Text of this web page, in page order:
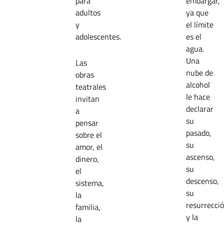
adultos
y
adolescentes.
Las
obras
teatrales
invitan
a
pensar
sobre el
amor, el
dinero,
el
sistema,
la
familia,
la
ya que
el límite
es el
agua.
Una
nube de
alcohol
le hace
declarar
su
pasado,
su
ascenso,
su
descenso,
su
y la